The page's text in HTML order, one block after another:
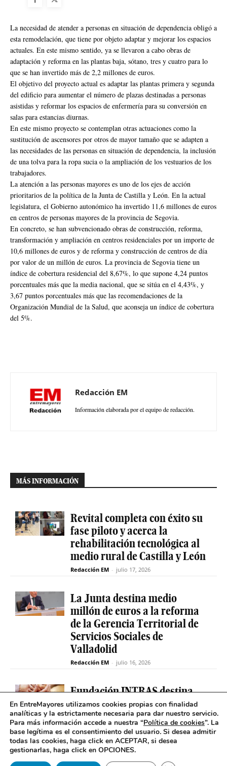
La necesidad de atender a personas en situación de dependencia obligó a
esta remodelación, que tiene por objeto adaptar y mejorar los espacios
actuales. En este mismo sentido, ya se llevaron a cabo obras de
adaptación y reforma en las plantas baja, sótano, tres y cuatro para lo
que se han invertido más de 2,2 millones de euros.
El objetivo del proyecto actual es adaptar las plantas primera y segunda
del edificio para aumentar el número de plazas destinadas a personas
asistidas y reformar los espacios de enfermería para su conversión en
salas para estancias diurnas.
En este mismo proyecto se contemplan otras actuaciones como la
sustitución de ascensores por otros de mayor tamaño que se adapten a
las necesidades de las personas en situación de dependencia, la inclusión
de una tolva para la ropa sucia o la ampliación de los vestuarios de los
trabajadores.
La atención a las personas mayores es uno de los ejes de acción
prioritarios de la política de la Junta de Castilla y León. En la actual
legislatura, el Gobierno autonómico ha invertido 11,6 millones de euros
en centros de personas mayores de la provincia de Segovia.
En concreto, se han subvencionado obras de construcción, reforma,
transformación y ampliación en centros residenciales por un importe de
10,6 millones de euros y de reforma y construcción de centros de día
por valor de un millón de euros. La provincia de Segovia tiene un
índice de cobertura residencial del 8,67%, lo que supone 4,24 puntos
porcentuales más que la media nacional, que se sitúa en el 4,43%, y
3,67 puntos porcentuales más que las recomendaciones de la
Organización Mundial de la Salud, que aconseja un índice de cobertura
del 5%.
Redacción EM
Información elaborada por el equipo de redacción.
MÁS INFORMACIÓN
Revital completa con éxito su
fase piloto y acerca la
rehabilitación tecnológica al
medio rural de Castilla y León
Redacción EM - julio 17, 2026
La Junta destina medio
millón de euros a la reforma
de la Gerencia Territorial de
Servicios Sociales de
Valladolid
Redacción EM - julio 16, 2026
Fundación INTRAS destina
6.000 euros a proyectos
sociales que impulsen la
salud mental en Castilla y
León
Redacción EM - julio 16, 2026
En EntreMayores utilizamos cookies propias con finalidad
analíticas y la estrictamente necesaria para dar nuestro servicio.
Para más información accede a nuestra “Política de cookies”. La
base legítima es el consentimiento del usuario. Si desea admitir
todas las cookies, haga click en ACEPTAR, si desea
gestionarlas, haga click en OPCIONES.